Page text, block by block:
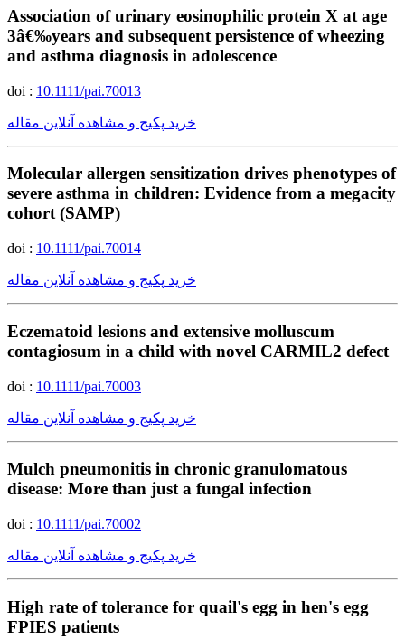
Association of urinary eosinophilic protein X at age
3â€‰years and subsequent persistence of wheezing
and asthma diagnosis in adolescence
doi : 10.1111/pai.70013
خرید پکیج و مشاهده آنلاین مقاله
Molecular allergen sensitization drives phenotypes of
severe asthma in children: Evidence from a megacity
cohort (SAMP)
doi : 10.1111/pai.70014
خرید پکیج و مشاهده آنلاین مقاله
Eczematoid lesions and extensive molluscum
contagiosum in a child with novel CARMIL2 defect
doi : 10.1111/pai.70003
خرید پکیج و مشاهده آنلاین مقاله
Mulch pneumonitis in chronic granulomatous
disease: More than just a fungal infection
doi : 10.1111/pai.70002
خرید پکیج و مشاهده آنلاین مقاله
High rate of tolerance for quail's egg in hen's egg
FPIES patients